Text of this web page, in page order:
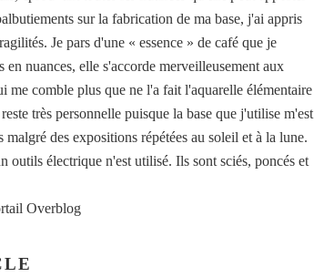
sur la fabrication de ma base, j'ai appris
Je pars d'une « essence » de café que je
nuances, elle s'accorde merveilleusement aux
me comble plus que ne l'a fait l'aquarelle élémentaire
très personnelle puisque la base que j'utilise m'est
des expositions répétées au soleil et à la lune.
outils électrique n'est utilisé. Ils sont sciés, poncés et
Overblog